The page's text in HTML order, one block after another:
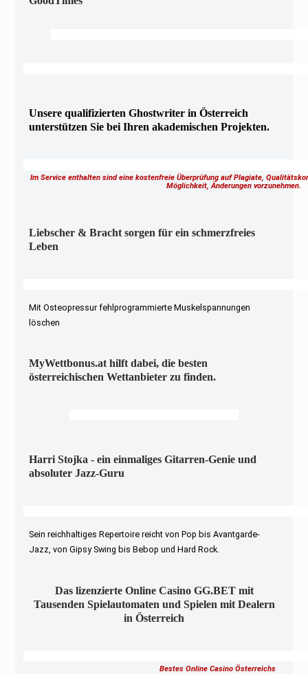
Unsere qualifizierten Ghostwriter in Österreich
unterstützen Sie bei Ihren akademischen Projekten.
Im Service enthalten sind eine kostenfreie Überprüfung auf Plagiate,
Möglichkeit, Änderungen vorzunehmen.
Liebscher & Bracht sorgen für ein schmerzfreies
Leben
Mit Osteopressur fehlprogrammierte Muskelspannungen
löschen
MyWettbonus.at hilft dabei, die besten
österreichischen Wettanbieter zu finden.
Harri Stojka - ein einmaliges Gitarren-Genie und
absoluter Jazz-Guru
Sein reichhaltiges Repertoire reicht von Pop bis Avantgarde-
Jazz, von Gipsy Swing bis Bebop und Hard Rock.
Das lizenzierte Online Casino GG.BET mit
Tausenden Spielautomaten und Spielen mit Dealern
in Österreich
Bestes Online Casino Österreichs